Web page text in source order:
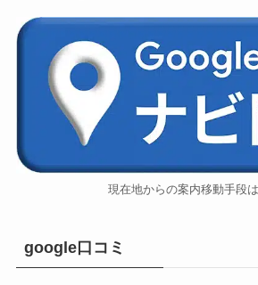
現在地からの案内移動手段
google口コミ